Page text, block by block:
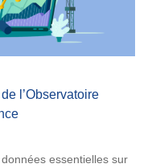
l’Observatoire
essentielles sur